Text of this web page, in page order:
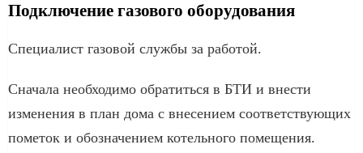
Подключение газового оборудования
Специалист газовой службы за работой.
Сначала необходимо обратиться в БТИ и внести
изменения в план дома с внесением соответствующих
пометок и обозначением котельного помещения.